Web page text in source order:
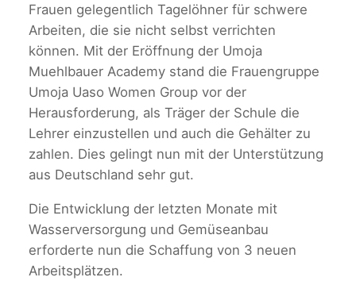
Frauen gelegentlich Tagelöhner für schwere
Arbeiten, die sie nicht selbst verrichten
können. Mit der Eröffnung der Umoja
Muehlbauer Academy stand die Frauengruppe
Umoja Uaso Women Group vor der
Herausforderung, als Träger der Schule die
Lehrer einzustellen und auch die Gehälter zu
zahlen. Dies gelingt nun mit der Unterstützung
aus Deutschland sehr gut.
Die Entwicklung der letzten Monate mit
Wasserversorgung und Gemüseanbau
erforderte nun die Schaffung von 3 neuen
Arbeitsplätzen.